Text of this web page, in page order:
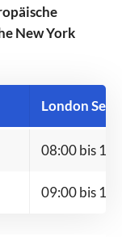
New York
London
08:00 bis
09:00 bis